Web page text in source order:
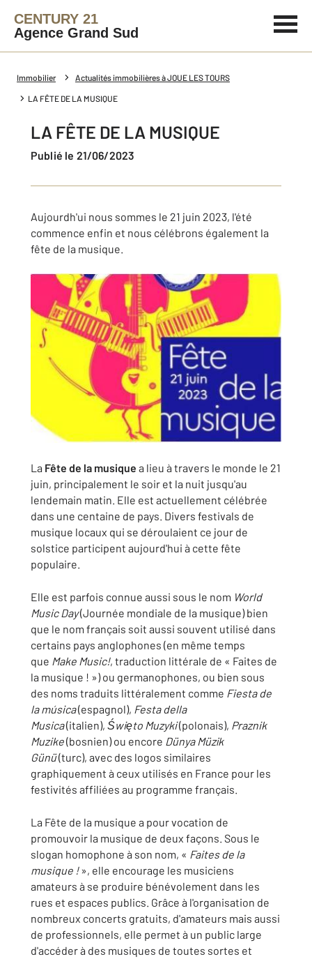
CENTURY 21
Agence Grand Sud
Immobilier Actualités immobilières à JOUE LES TOURS
LA FÊTE DE LA MUSIQUE
LA FÊTE DE LA MUSIQUE
Publié le 21/06/2023
Aujourdh'ui nous sommes le 21 juin 2023, l'été
commence enfin et nous célébrons également la
fête de la musique.
La Fête de la musique a lieu à travers le monde le 21
juin, principalement le soir et la nuit jusqu'au
lendemain matin. Elle est actuellement célébrée
dans une centaine de pays. Divers festivals de
musique locaux qui se déroulaient ce jour de
solstice participent aujourd'hui à cette fête
populaire.
Elle est parfois connue aussi sous le nom World
Music Day(Journée mondiale de la musique) bien
que le nom français soit aussi souvent utilisé dans
certains pays anglophones (en même temps
que Make Music!, traduction littérale de « Faites de
la musique ! ») ou germanophones, ou bien sous
des noms traduits littéralement comme Fiesta de
la música(espagnol), Festa della
Musica(italien), Święto Muzyki(polonais), Praznik
Muzike(bosnien) ou encore Dünya Müzik
Günü(turc), avec des logos similaires
graphiquement à ceux utilisés en France pour les
festivités affiliées au programme français.
La Fête de la musique a pour vocation de
promouvoir la musique de deux façons. Sous le
slogan homophone à son nom, « Faites de la
musique !», elle encourage les musiciens
amateurs à se produire bénévolement dans les
rues et espaces publics. Grâce à l'organisation de
nombreux concerts gratuits, d'amateurs mais aussi
de professionnels, elle permet à un public large
d'accéder à des musiques de toutes sortes et